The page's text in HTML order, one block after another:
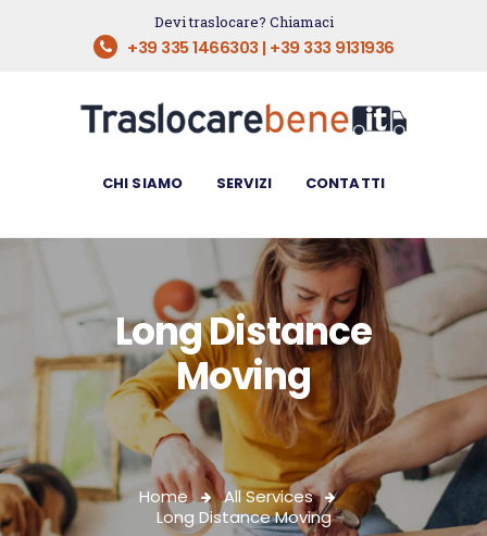
Devi traslocare? Chiamaci
+39 335 1466303 | +39 333 9131936
CHI SIAMO SERVIZI CONTATTI
Long Distance
Moving
Home
All Services
Long Distance Moving
CHI SIAMO
CONTATTI